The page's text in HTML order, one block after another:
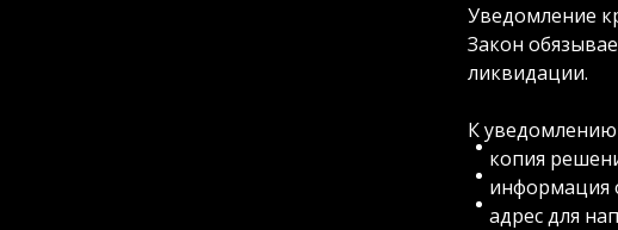
Уведомление
Закон
ликвидации.
К
копия
информация
адрес для